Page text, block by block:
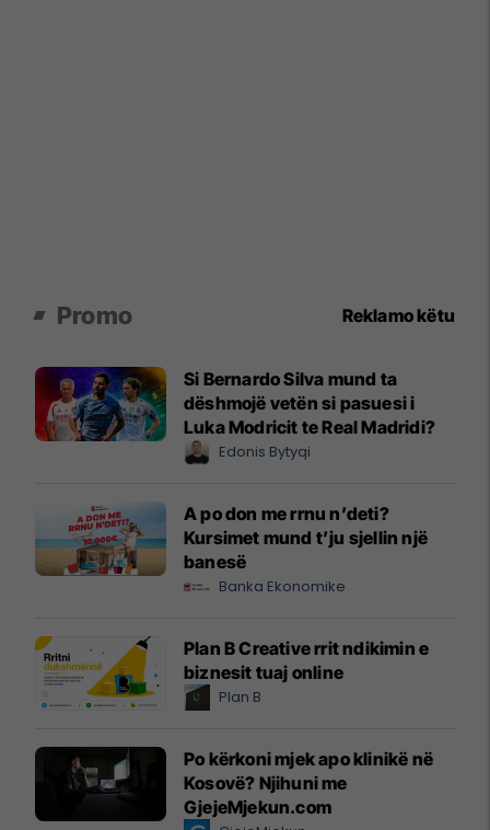
Promo Reklamo këtu
Si Bernardo Silva mund ta
dëshmojë vetën si pasuesi i
Luka Modricit te Real Madridi?
Edonis Bytyqi
A po don me rrnu n’deti?
Kursimet mund t’ju sjellin një
banesë
Banka Ekonomike
Plan B Creative rrit ndikimin e
biznesit tuaj online
Plan B
Po kërkoni mjek apo klinikë në
Kosovë? Njihuni me
GjejeMjekun.com